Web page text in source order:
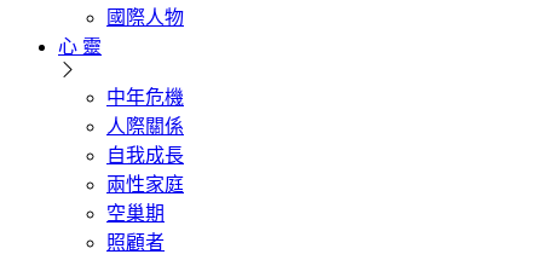
國際人物
心 靈
中年危機
人際關係
自我成長
兩性家庭
空巢期
照顧者